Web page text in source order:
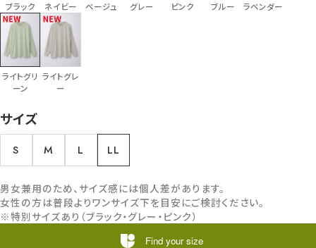
ブラック ネイビー ベージュ グレー ピンク ブルー ラベンダー
ライトグリ
ーン
ライトグレ
ー
サイズ
S M L LL
男女兼用のため、サイズ感には個人差があります。
女性の方は普段よりワンサイズ下を目安にご検討ください。
※特別サイズあり（ブラック・グレー・ピンク）
Find your size